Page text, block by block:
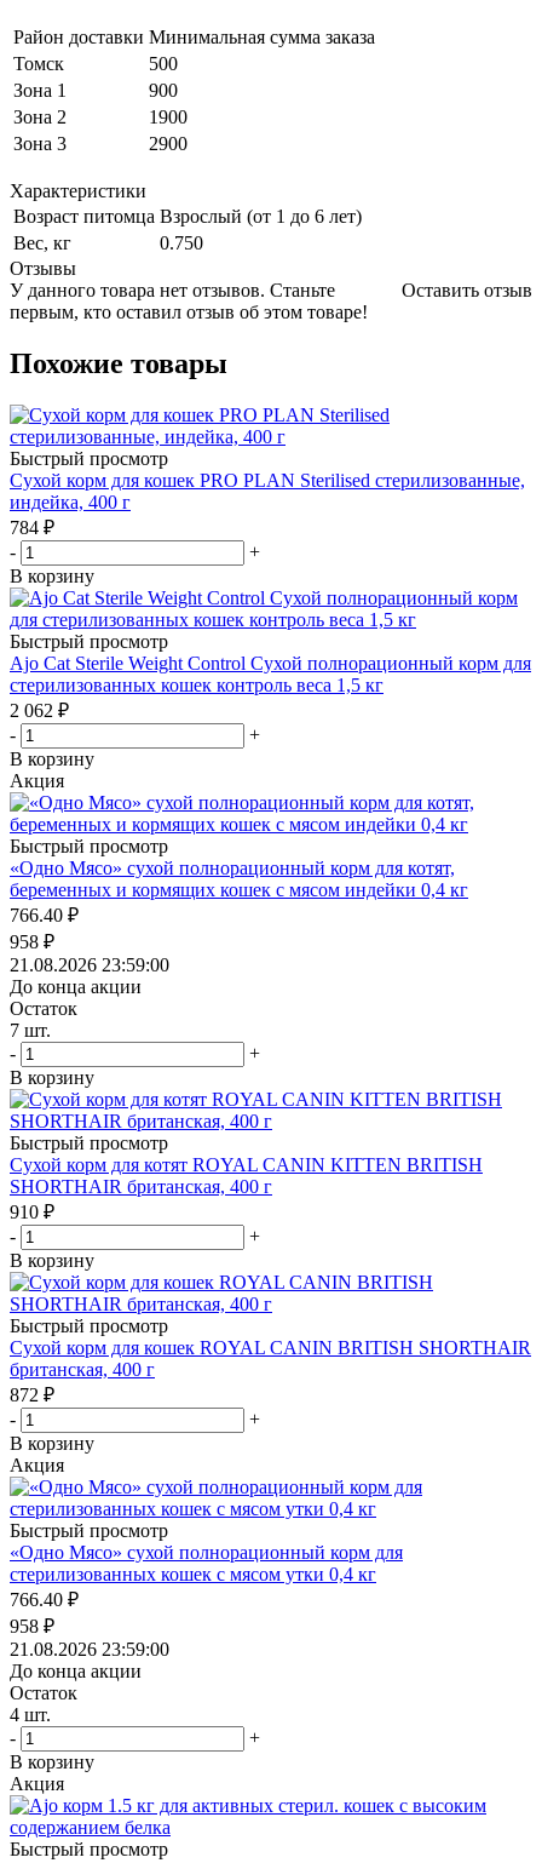
Район доставки Минимальная сумма заказа
Томск
500
Зона 1
900
Зона 2
1900
Зона 3
2900
Характеристики
Возраст питомца Взрослый (от 1 до 6 лет)
Вес, кг
0.750
Отзывы
Оставить отзыв
У данного товара нет отзывов. Станьте
первым, кто оставил отзыв об этом товаре!
Похожие товары
Быстрый просмотр
Сухой корм для кошек PRO PLAN Sterilised стерилизованные,
индейка, 400 г
784 ₽
-
+
В корзину
Быстрый просмотр
Ajo Cat Sterile Weight Control Сухой полнорационный корм для
стерилизованных кошек контроль веса 1,5 кг
2 062 ₽
-
+
В корзину
Акция
Быстрый просмотр
«Одно Мясо» сухой полнорационный корм для котят,
беременных и кормящих кошек с мясом индейки 0,4 кг
766.40 ₽
958 ₽
21.08.2026 23:59:00
До конца акции
Остаток
7 шт.
-
+
В корзину
Быстрый просмотр
Сухой корм для котят ROYAL CANIN KITTEN BRITISH
SHORTHAIR британская, 400 г
910 ₽
-
+
В корзину
Быстрый просмотр
Сухой корм для кошек ROYAL CANIN BRITISH SHORTHAIR
британская, 400 г
872 ₽
-
+
В корзину
Акция
Быстрый просмотр
«Одно Мясо» сухой полнорационный корм для
стерилизованных кошек с мясом утки 0,4 кг
766.40 ₽
958 ₽
21.08.2026 23:59:00
До конца акции
Остаток
4 шт.
-
+
В корзину
Акция
Быстрый просмотр